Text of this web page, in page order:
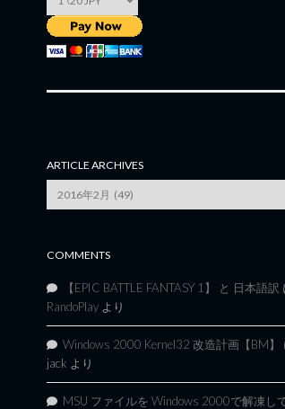
ARTICLE ARCHIVES
Archives
COMMENTS
【EPIC BATTLE FANTASY 1】 と 日本語訳
RandoPlay より
Windows 2000 Kernel32 改造計画【BM】
jack より
MSU ファイルを Windows 2000で解凍し